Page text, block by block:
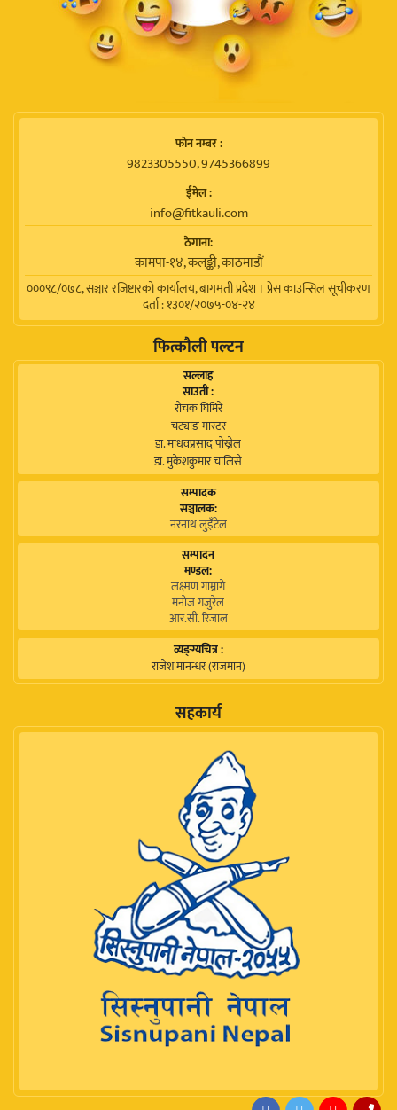
फाेन नम्बर :
9823305550, 9745366899
ईमेल :
info@fitkauli.com
ठेगाना:
कामपा-१४, कलङ्की, काठमाडाैं
०००९८/०७८, सञ्चार रजिष्टारको कार्यालय, बागमती प्रदेश । प्रेस काउन्सिल सूचीकरण
दर्ता : १३०१/२०७५-०४-२४
फित्कौली पल्टन
सल्लाह
साउती :
रोचक घिमिरे
चट्याङ मास्टर
डा. माधवप्रसाद पोख्रेल
डा. मुकेशकुमार चालिसे
सम्पादक
सञ्चालक:
नरनाथ लुइँटेल
सम्पादन
मण्डल:
लक्ष्मण गाम्नागे
मनोज गजुरेल
आर.सी. रिजाल
व्यङ्ग्यचित्र :
राजेश मानन्धर (राजमान)
सहकार्य